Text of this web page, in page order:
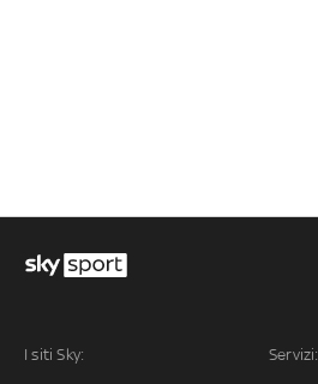
I siti Sky: Servizi: